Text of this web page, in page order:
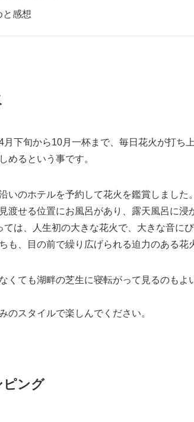
と感想
下旬から10月一杯まで、毎日花火が打ち上
めるという事です。
いのホテルを予約して花火を鑑賞しました。
渡せる位置にお風呂があり、露天風呂に浸
ては、人生初の大きな花火で、大きな音に
も、目の前で繰り広げられる迫力のある花
くても湖畔の芝生に寝転がって見るのもよ
のスタイルで楽しんでください。
ピング